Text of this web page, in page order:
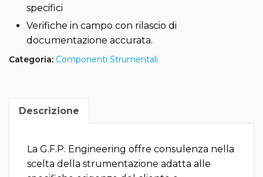
specifici
Verifiche in campo con rilascio di
documentazione accurata.
Categoria: Componenti Strumentali
Descrizione
La G.F.P. Engineering offre consulenza nella
scelta della strumentazione adatta alle